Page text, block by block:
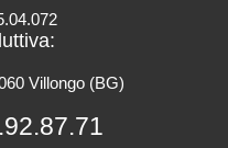
Villongo (BG)